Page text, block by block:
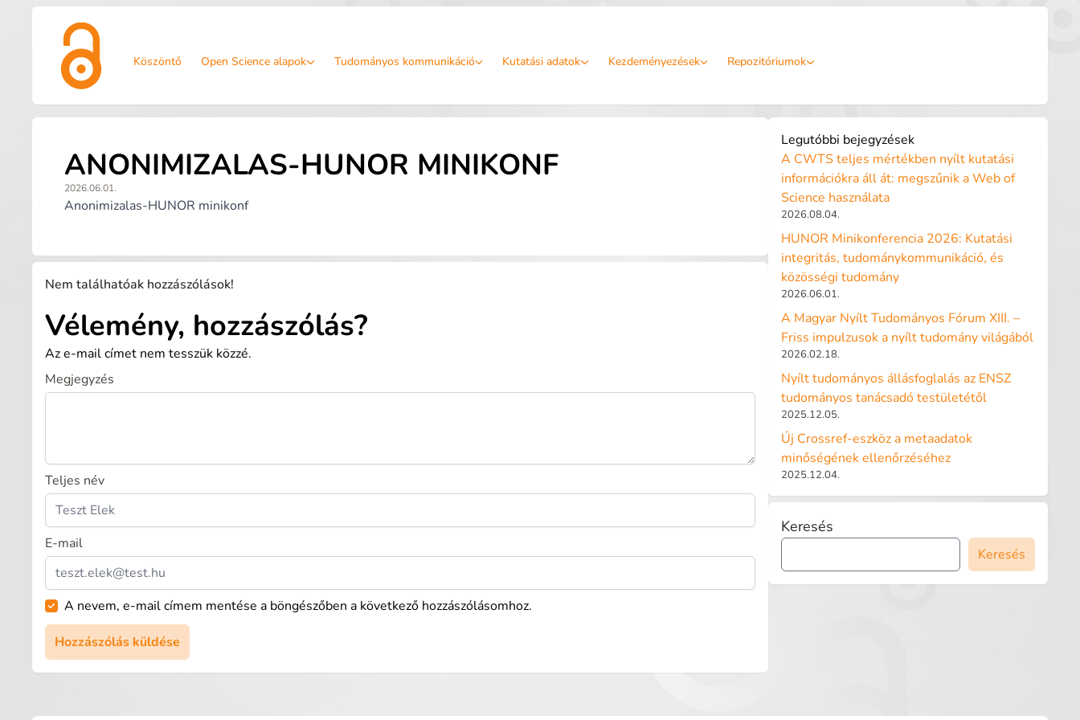
Köszöntő Open Science alapok Tudományos kommunikáció Kutatási adatok Kezdeményezések Repozitóriumok
ANONIMIZALAS-HUNOR MINIKONF
2026.06.01.
Anonimizalas-HUNOR minikonf
Nem találhatóak hozzászólások!
Vélemény, hozzászólás?
Az e-mail címet nem tesszük közzé.
Megjegyzés
Teljes név
E-mail
A nevem, e-mail címem mentése a böngészőben a következő hozzászólásomhoz.
Legutóbbi bejegyzések
A CWTS teljes mértékben nyílt kutatási
információkra áll át: megszűnik a Web of
Science használata
2026.08.04.
HUNOR Minikonferencia 2026: Kutatási
integritás, tudománykommunikáció, és
közösségi tudomány
2026.06.01.
A Magyar Nyílt Tudományos Fórum XIII. –
Friss impulzusok a nyílt tudomány világából
2026.02.18.
Nyílt tudományos állásfoglalás az ENSZ
tudományos tanácsadó testületétől
2025.12.05.
Új Crossref-eszköz a metaadatok
minőségének ellenőrzéséhez
2025.12.04.
Keresés
Keresés